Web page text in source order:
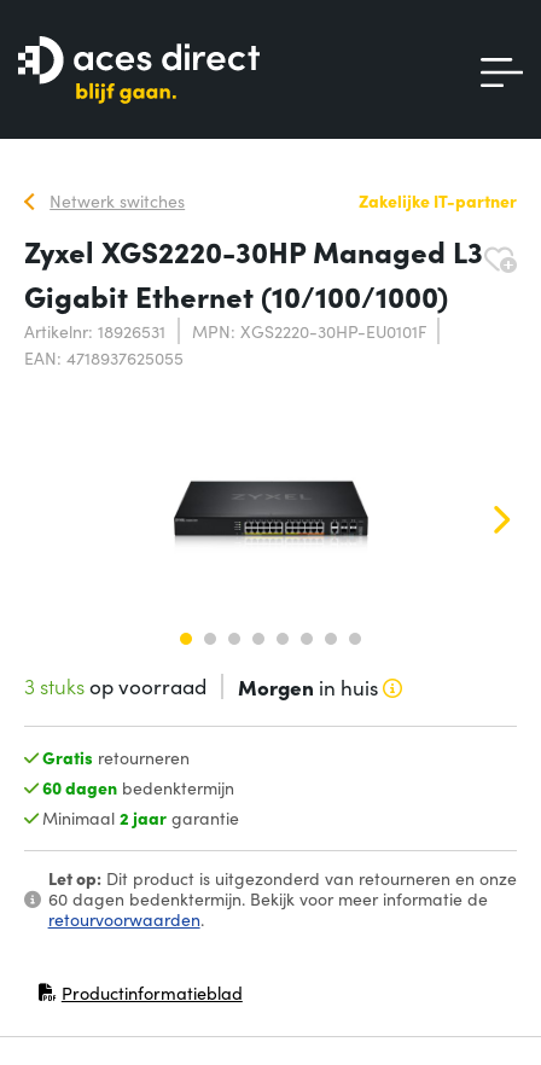
Netwerk switches Zakelijke IT-partner
Zyxel XGS2220-30HP Managed L3
Gigabit Ethernet (10/100/1000)
Artikelnr: 18926531
MPN: XGS2220-30HP-EU0101F
EAN: 4718937625055
3 stuksop voorraad Morgen in huis
Gratis retourneren
60 dagenbedenktermijn
Minimaal 2 jaargarantie
Let op:Dit product is uitgezonderd van retourneren en onze
60 dagen bedenktermijn. Bekijk voor meer informatie de
retourvoorwaarden.
Productinformatieblad
(opent in nieuw venster)